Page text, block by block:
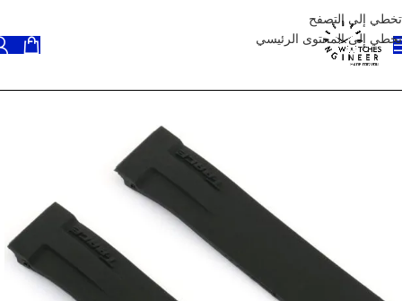
تخطي إلى التصفح
تخطي إلى المحتوى الرئيسي